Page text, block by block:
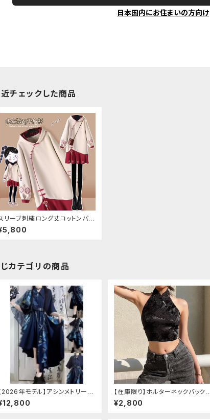
日本国内にお住まいの方向け
チェックした商品
リーブ刺繍ロング丈コットンパー
ー
カテゴリの商品
2026年モデル】アシンメトリーチ
イナ改良ドレス
【在庫限り】ホルターネックバックリ
ボンチャイナシャツ
¥2,800